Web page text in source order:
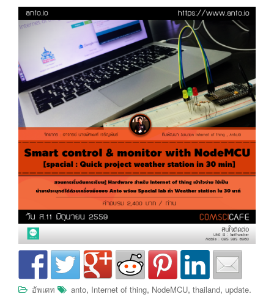
อัพเดท anto, Internet of thing, NodeMCU, thailand, update.